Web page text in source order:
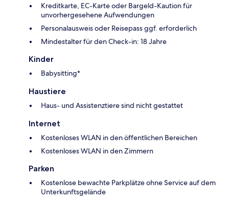
Kreditkarte, EC-Karte oder Bargeld-Kaution für
unvorhergesehene Aufwendungen
Personalausweis oder Reisepass ggf. erforderlich
Mindestalter für den Check-in: 18 Jahre
Kinder
Babysitting*
Haustiere
Haus- und Assistenztiere sind nicht gestattet
Internet
Kostenloses WLAN in den öffentlichen Bereichen
Kostenloses WLAN in den Zimmern
Parken
Kostenlose bewachte Parkplätze ohne Service auf dem
Unterkunftsgelände